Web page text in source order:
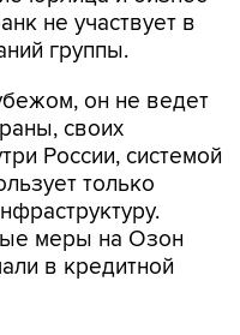
он не ведет
России, системой
только
меры на Озон
в кредитной